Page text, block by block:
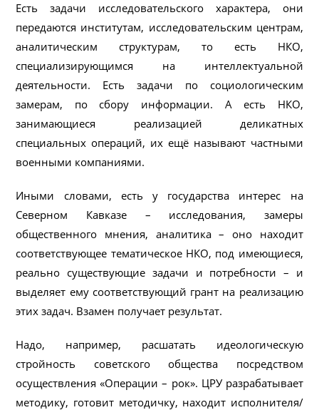
Есть задачи исследовательского характера, они
передаются институтам, исследовательским центрам,
аналитическим структурам, то есть НКО,
специализирующимся на интеллектуальной
деятельности. Есть задачи по социологическим
замерам, по сбору информации. А есть НКО,
занимающиеся реализацией деликатных
специальных операций, их ещё называют частными
военными компаниями.
Иными словами, есть у государства интерес на
Северном Кавказе – исследования, замеры
общественного мнения, аналитика – оно находит
соответствующее тематическое НКО, под имеющиеся,
реально существующие задачи и потребности – и
выделяет ему соответствующий грант на реализацию
этих задач. Взамен получает результат.
Надо, например, расшатать идеологическую
стройность советского общества посредством
осуществления «Операции – рок». ЦРУ разрабатывает
методику, готовит методичку, находит исполнителя/